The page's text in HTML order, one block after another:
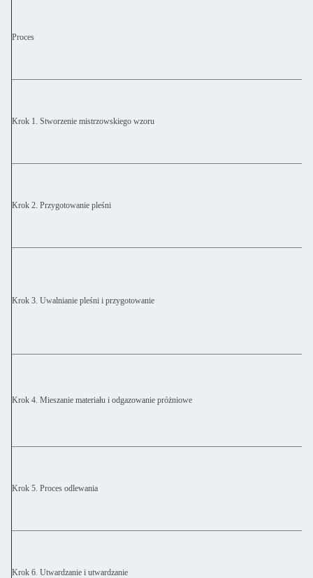
Proces
Krok 1. Stworzenie mistrzowskiego wzoru
Krok 2. Przygotowanie pleśni
Krok 3. Uwalnianie pleśni i przygotowanie
Krok 4. Mieszanie materiału i odgazowanie próżniowe
Krok 5. Proces odlewania
Krok 6. Utwardzanie i utwardzanie